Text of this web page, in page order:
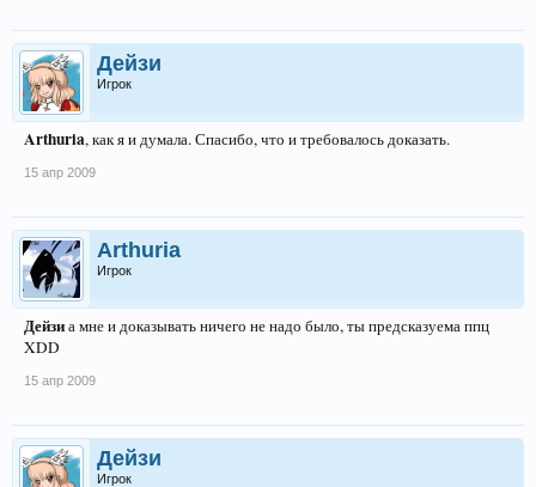
Дейзи
Игрок
Arthuria, как я и думала. Спасибо, что и требовалось доказать.
15 апр 2009
Arthuria
Игрок
Дейзиа мне и доказывать ничего не надо было, ты предсказуема ппц
XDD
15 апр 2009
Дейзи
Игрок